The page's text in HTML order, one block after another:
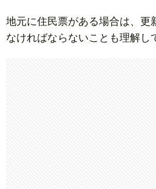
地元に住民票がある場合は、更
なければならないことも理解し